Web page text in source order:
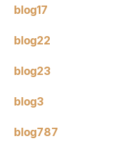
blog17
blog22
blog23
blog3
blog787